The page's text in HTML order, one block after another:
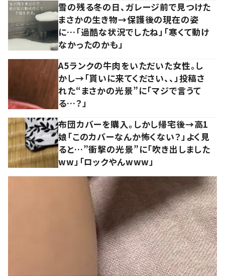
雪の残る冬の日、ガレージ前で見つけた
まさかの生き物→保護後の現在の姿
に…「過酷な状況でしたね」「寒くて動け
なかったのかも」
A5ランクの牛肉をいただいた女性。し
かし→「貰いに来てください、、」投稿さ
れた“まさかの光景”に「マジで言うて
る…？」
布団カバーを購入。しかし帰宅後→高1
娘「このカバーなんか怖くない？」よく見
ると…”衝撃の光景”に「吹き出しました
ww」「ロックやんwww」